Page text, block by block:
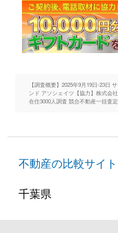
【調査概要】2025年9月19日-23日
ンド アソシェイツ【協力】株式会
在住3000人調査 競合不動産一括査
不動産の比較サイ
千葉県